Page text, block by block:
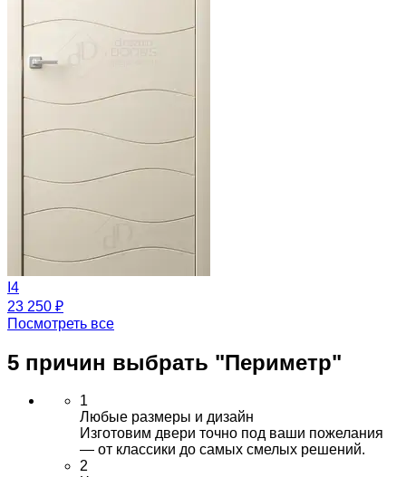
I4
23 250 ₽
Посмотреть все
5 причин выбрать "Периметр"
1
Любые размеры и дизайн
Изготовим двери точно под ваши пожелания
— от классики до самых смелых решений.
2